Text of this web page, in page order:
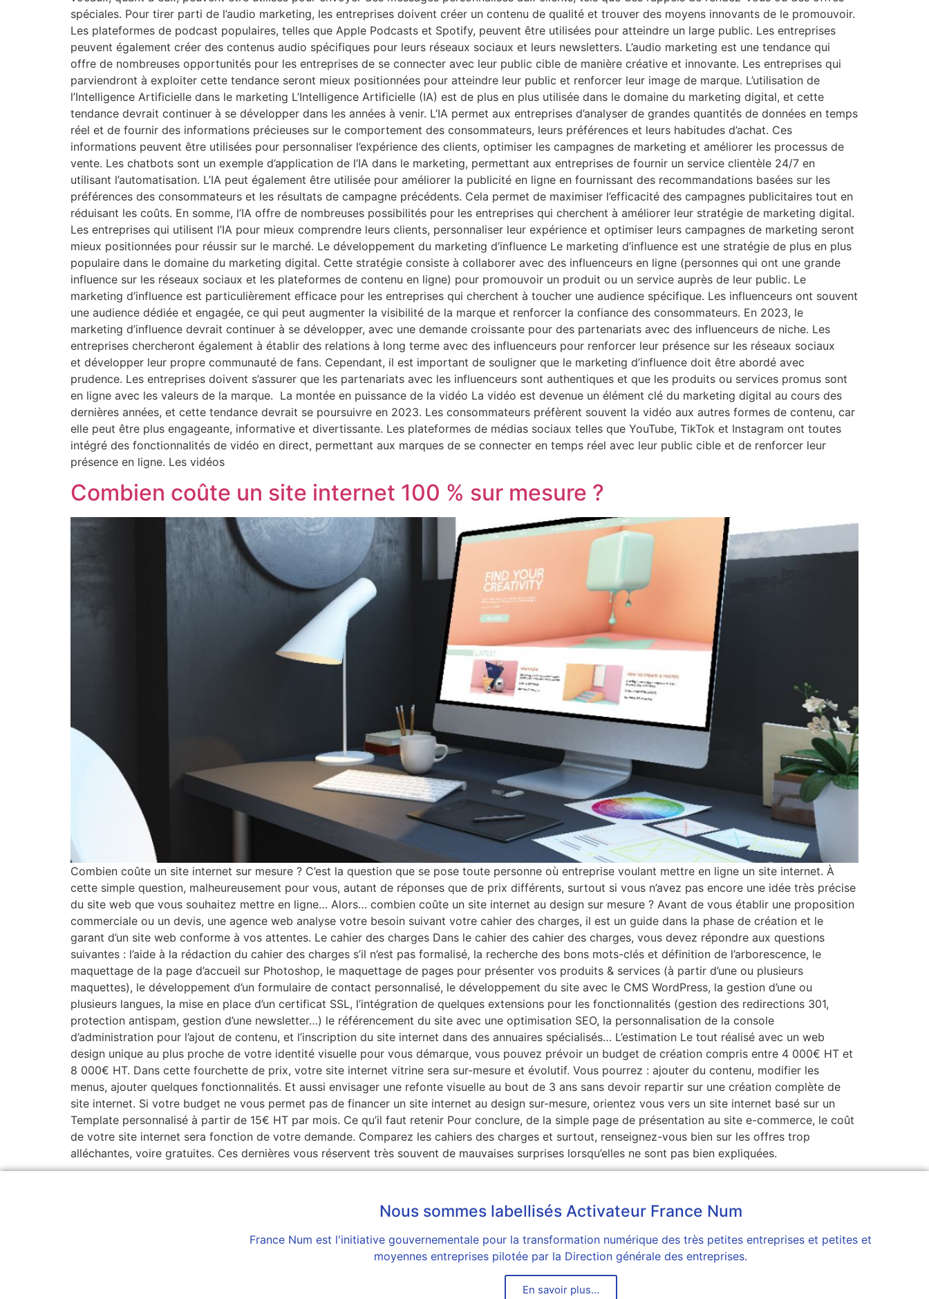
spéciales. Pour tirer parti de l’audio marketing, les entreprises doivent créer un contenu de qualité et trouver des moyens innovants de le promouvoir.
Les plateformes de podcast populaires, telles que Apple Podcasts et Spotify, peuvent être utilisées pour atteindre un large public. Les entreprises
peuvent également créer des contenus audio spécifiques pour leurs réseaux sociaux et leurs newsletters. L’audio marketing est une tendance qui
offre de nombreuses opportunités pour les entreprises de se connecter avec leur public cible de manière créative et innovante. Les entreprises qui
parviendront à exploiter cette tendance seront mieux positionnées pour atteindre leur public et renforcer leur image de marque. L’utilisation de
l’Intelligence Artificielle dans le marketing L’Intelligence Artificielle (IA) est de plus en plus utilisée dans le domaine du marketing digital, et cette
tendance devrait continuer à se développer dans les années à venir. L’IA permet aux entreprises d’analyser de grandes quantités de données en temps
réel et de fournir des informations précieuses sur le comportement des consommateurs, leurs préférences et leurs habitudes d’achat. Ces
informations peuvent être utilisées pour personnaliser l’expérience des clients, optimiser les campagnes de marketing et améliorer les processus de
vente. Les chatbots sont un exemple d’application de l’IA dans le marketing, permettant aux entreprises de fournir un service clientèle 24/7 en
utilisant l’automatisation. L’IA peut également être utilisée pour améliorer la publicité en ligne en fournissant des recommandations basées sur les
préférences des consommateurs et les résultats de campagne précédents. Cela permet de maximiser l’efficacité des campagnes publicitaires tout en
réduisant les coûts. En somme, l’IA offre de nombreuses possibilités pour les entreprises qui cherchent à améliorer leur stratégie de marketing digital.
Les entreprises qui utilisent l’IA pour mieux comprendre leurs clients, personnaliser leur expérience et optimiser leurs campagnes de marketing seront
mieux positionnées pour réussir sur le marché. Le développement du marketing d’influence Le marketing d’influence est une stratégie de plus en plus
populaire dans le domaine du marketing digital. Cette stratégie consiste à collaborer avec des influenceurs en ligne (personnes qui ont une grande
influence sur les réseaux sociaux et les plateformes de contenu en ligne) pour promouvoir un produit ou un service auprès de leur public. Le
marketing d’influence est particulièrement efficace pour les entreprises qui cherchent à toucher une audience spécifique. Les influenceurs ont souvent
une audience dédiée et engagée, ce qui peut augmenter la visibilité de la marque et renforcer la confiance des consommateurs. En 2023, le
marketing d’influence devrait continuer à se développer, avec une demande croissante pour des partenariats avec des influenceurs de niche. Les
entreprises chercheront également à établir des relations à long terme avec des influenceurs pour renforcer leur présence sur les réseaux sociaux
et développer leur propre communauté de fans. Cependant, il est important de souligner que le marketing d’influence doit être abordé avec
prudence. Les entreprises doivent s’assurer que les partenariats avec les influenceurs sont authentiques et que les produits ou services promus sont
en ligne avec les valeurs de la marque. La montée en puissance de la vidéo La vidéo est devenue un élément clé du marketing digital au cours des
dernières années, et cette tendance devrait se poursuivre en 2023. Les consommateurs préfèrent souvent la vidéo aux autres formes de contenu, car
elle peut être plus engageante, informative et divertissante. Les plateformes de médias sociaux telles que YouTube, TikTok et Instagram ont toutes
intégré des fonctionnalités de vidéo en direct, permettant aux marques de se connecter en temps réel avec leur public cible et de renforcer leur
présence en ligne. Les vidéos
Combien coûte un site internet 100 % sur mesure ?
Combien coûte un site internet sur mesure ? C’est la question que se pose toute personne où entreprise voulant mettre en ligne un site internet. À
cette simple question, malheureusement pour vous, autant de réponses que de prix différents, surtout si vous n’avez pas encore une idée très précise
du site web que vous souhaitez mettre en ligne… Alors… combien coûte un site internet au design sur mesure ? Avant de vous établir une proposition
commerciale ou un devis, une agence web analyse votre besoin suivant votre cahier des charges, il est un guide dans la phase de création et le
garant d’un site web conforme à vos attentes. Le cahier des charges Dans le cahier des cahier des charges, vous devez répondre aux questions
suivantes : l’aide à la rédaction du cahier des charges s’il n’est pas formalisé, la recherche des bons mots-clés et définition de l’arborescence, le
maquettage de la page d’accueil sur Photoshop, le maquettage de pages pour présenter vos produits & services (à partir d’une ou plusieurs
maquettes), le développement d’un formulaire de contact personnalisé, le développement du site avec le CMS WordPress, la gestion d’une ou
plusieurs langues, la mise en place d’un certificat SSL, l’intégration de quelques extensions pour les fonctionnalités (gestion des redirections 301,
protection antispam, gestion d’une newsletter…) le référencement du site avec une optimisation SEO, la personnalisation de la console
d’administration pour l’ajout de contenu, et l’inscription du site internet dans des annuaires spécialisés… L’estimation Le tout réalisé avec un web
design unique au plus proche de votre identité visuelle pour vous démarque, vous pouvez prévoir un budget de création compris entre 4 000€ HT et
8 000€ HT. Dans cette fourchette de prix, votre site internet vitrine sera sur-mesure et évolutif. Vous pourrez : ajouter du contenu, modifier les
menus, ajouter quelques fonctionnalités. Et aussi envisager une refonte visuelle au bout de 3 ans sans devoir repartir sur une création complète de
site internet. Si votre budget ne vous permet pas de financer un site internet au design sur-mesure, orientez vous vers un site internet basé sur un
Template personnalisé à partir de 15€ HT par mois. Ce qu’il faut retenir Pour conclure, de la simple page de présentation au site e-commerce, le coût
de votre site internet sera fonction de votre demande. Comparez les cahiers des charges et surtout, renseignez-vous bien sur les offres trop
alléchantes, voire gratuites. Ces dernières vous réservent très souvent de mauvaises surprises lorsqu’elles ne sont pas bien expliquées.
Nous sommes labellisés Activateur France Num
France Num est l'initiative gouvernementale pour la transformation numérique des très petites entreprises et petites et
moyennes entreprises pilotée par la Direction générale des entreprises.
En savoir plus...